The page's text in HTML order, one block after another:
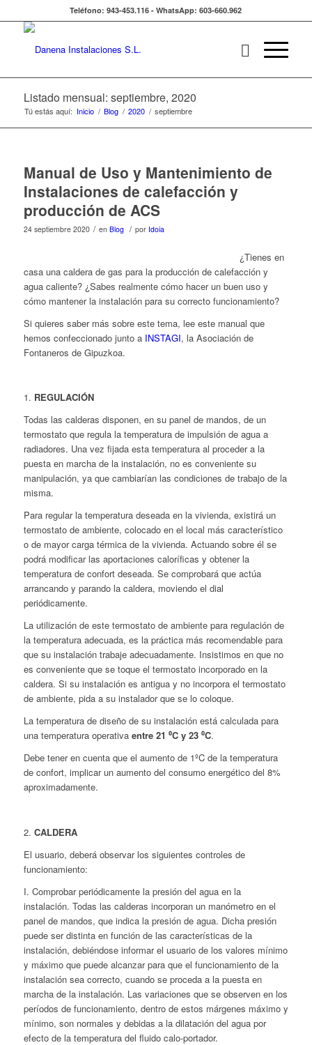
Teléfono: 943-453.116 - WhatsApp: 603-660.962
Listado mensual: septiembre, 2020
Tú estás aquí: Inicio / Blog / 2020 / septiembre
Manual de Uso y Mantenimiento de
Instalaciones de calefacción y
producción de ACS
24 septiembre 2020 / en Blog / por Idoia
¿Tienes en
casa una caldera de gas para la producción de calefacción y
agua caliente? ¿Sabes realmente cómo hacer un buen uso y
cómo mantener la instalación para su correcto funcionamiento?
Si quieres saber más sobre este tema, lee este manual que
hemos confeccionado junto a INSTAGI, la Asociación de
Fontaneros de Gipuzkoa.
1. REGULACIÓN
Todas las calderas disponen, en su panel de mandos, de un
termostato que regula la temperatura de impulsión de agua a
radiadores. Una vez fijada esta temperatura al proceder a la
puesta en marcha de la instalación, no es conveniente su
manipulación, ya que cambiarían las condiciones de trabajo de la
misma.
Para regular la temperatura deseada en la vivienda, existirá un
termostato de ambiente, colocado en el local más característico
o de mayor carga térmica de la vivienda. Actuando sobre él se
podrá modificar las aportaciones caloríficas y obtener la
temperatura de confort deseada. Se comprobará que actúa
arrancando y parando la caldera, moviendo el dial
periódicamente.
La utilización de este termostato de ambiente para regulación de
la temperatura adecuada, es la práctica más recomendable para
que su instalación trabaje adecuadamente. Insistimos en que no
es conveniente que se toque el termostato incorporado en la
caldera. Si su instalación es antigua y no incorpora el termostato
de ambiente, pida a su instalador que se lo coloque.
La temperatura de diseño de su instalación está calculada para
una temperatura operativa entre 21 ⁰C y 23 ⁰C.
Debe tener en cuenta que el aumento de 1ºC de la temperatura
de confort, implicar un aumento del consumo energético del 8%
aproximadamente.
2. CALDERA
El usuario, deberá observar los siguientes controles de
funcionamiento:
I. Comprobar periódicamente la presión del agua en la
instalación. Todas las calderas incorporan un manómetro en el
panel de mandos, que indica la presión de agua. Dicha presión
puede ser distinta en función de las características de la
instalación, debiéndose informar el usuario de los valores mínimo
y máximo que puede alcanzar para que el funcionamiento de la
instalación sea correcto, cuando se proceda a la puesta en
marcha de la instalación. Las variaciones que se observen en los
períodos de funcionamiento, dentro de estos márgenes máximo y
mínimo, son normales y debidas a la dilatación del agua por
efecto de la temperatura del fluido calo-portador.